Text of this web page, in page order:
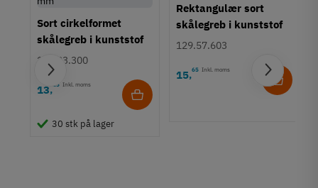
Sort cirkelformet
skålegreb i kunststof
Ø55 mm
158.23.300
13,25 Inkl. moms
30 stk på lager
Rektangulær sort
skålegreb i kunststof
129.57.603
15,65 Inkl. moms